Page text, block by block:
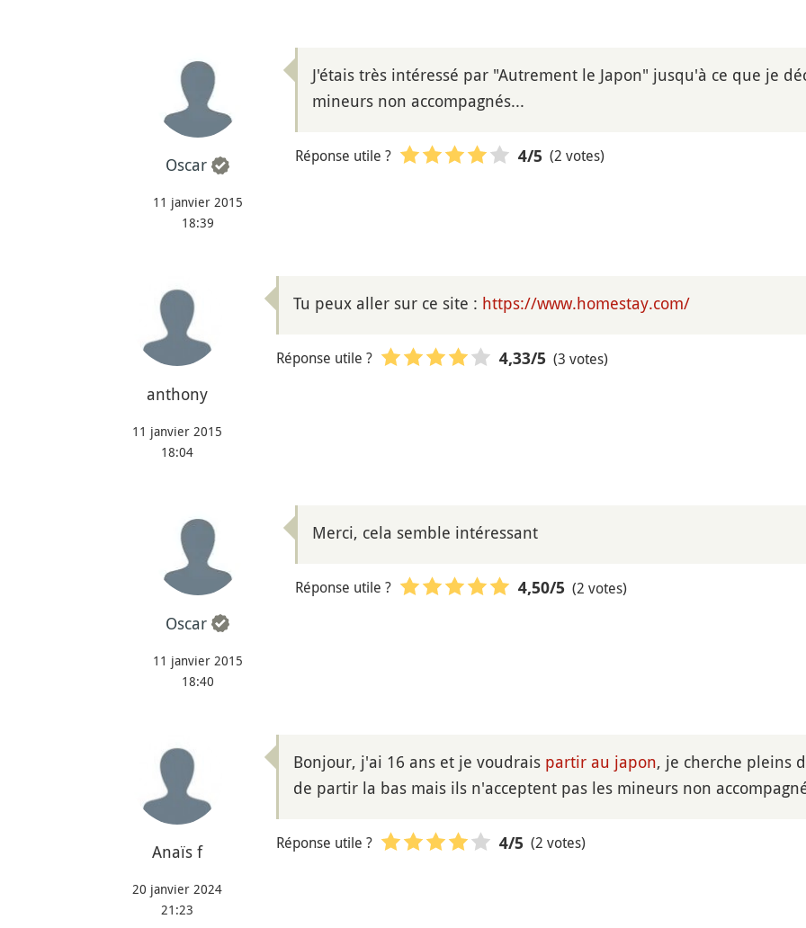
Oscar
11 janvier 2015
18:39
J'étais très intéressé par "Autrement le Japon" jusqu'à ce que je
mineurs non accompagnés...
Réponse utile ? 4/5 (2 votes)
anthony
11 janvier 2015
18:04
Tu peux aller sur ce site : https://www.homestay.com/
Réponse utile ? 4,33/5 (3 votes)
Oscar
11 janvier 2015
18:40
Merci, cela semble intéressant
Réponse utile ? 4,50/5 (2 votes)
Anaïs f
20 janvier 2024
21:23
Bonjour, j'ai 16 ans et je voudrais partir au japon, je cherche pleins
de partir la bas mais ils n'acceptent pas les mineurs non
Réponse utile ? 4/5 (2 votes)